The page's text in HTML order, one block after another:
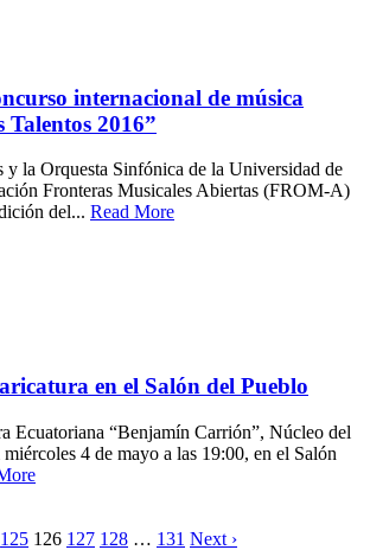
internacional de música
Talentos 2016”
y la Orquesta Sinfónica de la Universidad de
Fronteras Musicales Abiertas (FROM-A)
del... Read More
en el Salón del Pueblo
Ecuatoriana “Benjamín Carrión”, Núcleo del
4 de mayo a las 19:00, en el Salón
125 126 127 128 … 131 Next ›